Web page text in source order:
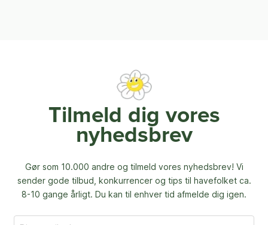
Tilmeld dig vores
nyhedsbrev
Gør som 10.000 andre og tilmeld vores nyhedsbrev! Vi
sender gode tilbud, konkurrencer og tips til havefolket ca.
8-10 gange årligt. Du kan til enhver tid afmelde dig igen.